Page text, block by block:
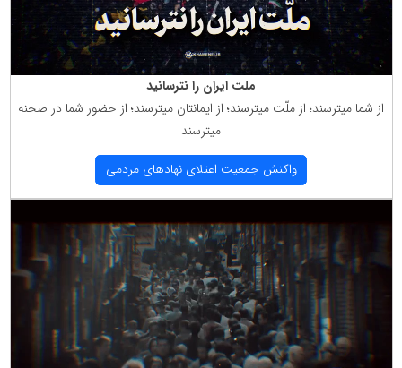
ملت ایران را نترسانید
از شما میترسند؛ از ملّت میترسند؛ از ایمانتان میترسند؛ از حضور شما در صحنه
میترسند
واكنش جمعیت اعتلای نهادهای مردمی